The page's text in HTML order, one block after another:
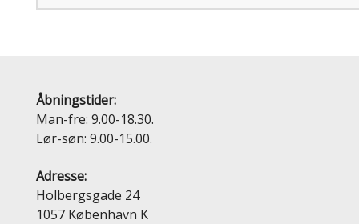
Åbningstider:
Man-fre: 9.00-18.30.
Lør-søn: 9.00-15.00.
Adresse:
Holbergsgade 24
1057 København K